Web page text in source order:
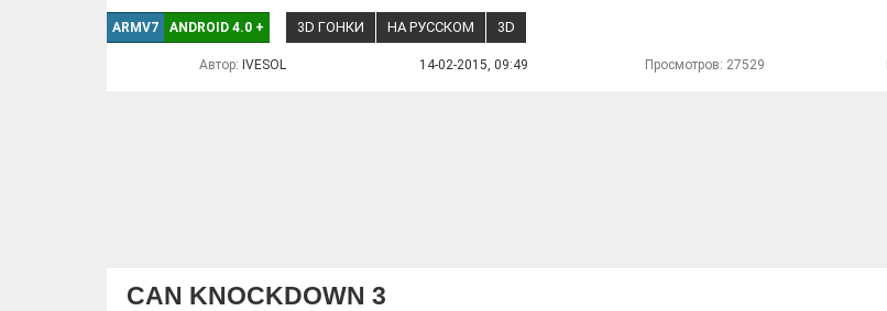
ARMV7 ANDROID 4.0 + 3D ГОНКИ НА РУССКОМ 3D
Автор: IVESOL 14-02-2015, 09:49 Просмотров: 27529
CAN KNOCKDOWN 3